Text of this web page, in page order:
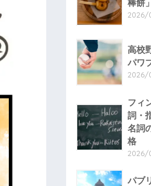
棒餅
2026/
高校
パワ
フィ
詞・
名詞
格
2026/
パブ